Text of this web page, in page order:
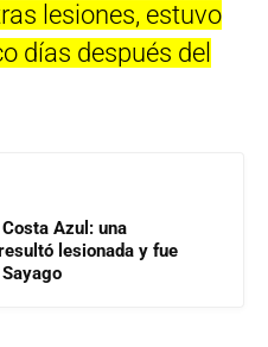
lesiones, estuvo
días después del
Azul: una
lesionada y fue